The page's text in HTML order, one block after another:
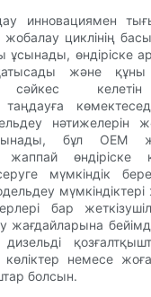
инновациямен
циклінің
ұсынады, өндіріске
және құны
сәйкес
таңдауға
нәтижелерін
бұл OEM
жаппай өндіріске
мүмкіндік
мүмкіндіктері
бар
жағдайларына
дизельді
көліктер немесе
болсын.